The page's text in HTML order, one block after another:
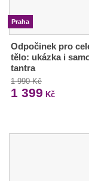
Praha
Odpočinek pro
tělo: ukázka i
tantra
1 990 Kč
1 399 Kč